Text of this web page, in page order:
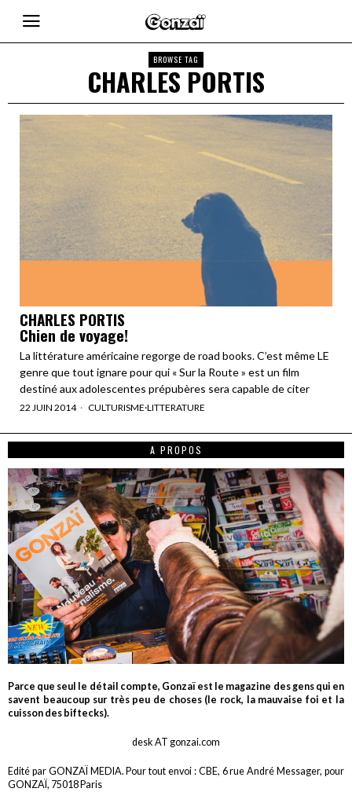
BROWSE TAG
CHARLES PORTIS
CHARLES PORTIS
Chien de voyage!
La littérature américaine regorge de road books. C’est même LE
genre que tout ignare pour qui « Sur la Route » est un film
destiné aux adolescentes prépubères sera capable de citer
22 JUIN 2014 CULTURISME·LITTERATURE
A PROPOS
Parce que seul le détail compte, Gonzaï est le magazine des gens qui en
savent beaucoup sur très peu de choses (le rock, la mauvaise foi et la
cuisson des biftecks).
desk AT gonzai.com
Edité par GONZAÏ MEDIA. Pour tout envoi : CBE, 6 rue André Messager, pour
GONZAÏ, 75018 Paris